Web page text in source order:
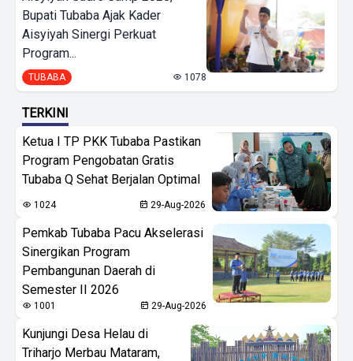
Bupati Tubaba Ajak Kader
Aisyiyah Sinergi Perkuat
Program...
TUBABA 1078
TERKINI
Ketua I TP PKK Tubaba Pastikan
Program Pengobatan Gratis
Tubaba Q Sehat Berjalan Optimal
1024 29-Aug-2026
Pemkab Tubaba Pacu Akselerasi
Sinergikan Program
Pembangunan Daerah di
Semester II 2026
1001 29-Aug-2026
Kunjungi Desa Helau di
Triharjo Merbau Mataram,